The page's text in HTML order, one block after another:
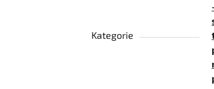
Kategorie